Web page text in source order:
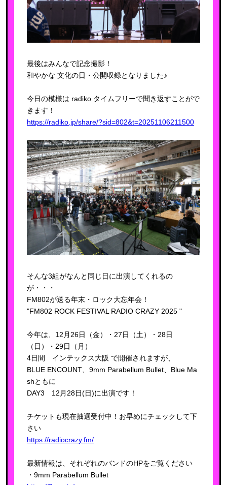
最後はみんなで記念撮影！
和やかな 文化の日・公開収録となりました♪
今日の模様は radiko タイムフリーで聞き返すことがで
きます！
https://radiko.jp/share/?sid=802&t=20251106211500
そんな3組がなんと同じ日に出演してくれるの
が・・・
FM802が送る年末・ロック大忘年会！
"FM802 ROCK FESTIVAL RADIO CRAZY 2025 "
今年は、12月26日（金）・27日（土）・28日
（日）・29日（月）
4日間 インテックス大阪 で開催されますが、
BLUE ENCOUNT、9mm Parabellum Bullet、Blue Ma
shともに
DAY3 12月28日(日)に出演です！
チケットも現在抽選受付中！お早めにチェックして下
さい
https://radiocrazy.fm/
最新情報は、それぞれのバンドのHPをご覧ください
・9mm Parabellum Bullet